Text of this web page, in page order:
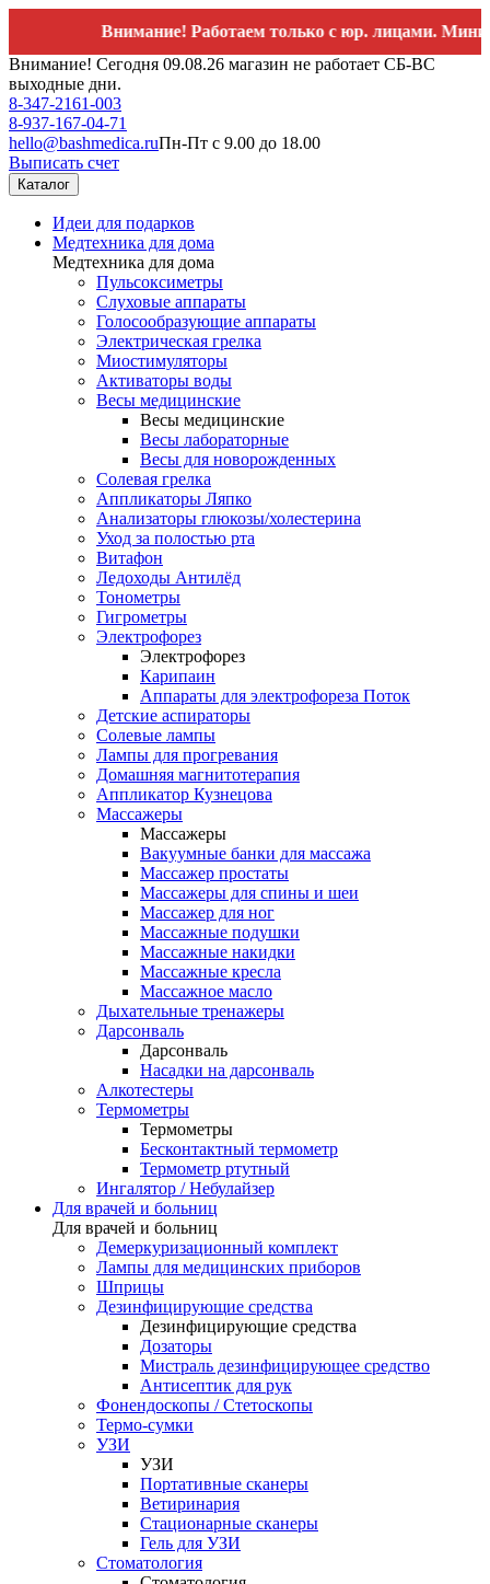
Внимание! Работаем только с юр. лицами.
Внимание! Сегодня 09.08.26 магазин не работает СБ-ВС
выходные дни.
8-347-2161-003
8-937-167-04-71
hello@bashmedica.ruПн-Пт с 9.00 до 18.00
Выписать счет
Каталог
Идеи для подарков
Медтехника для дома
Медтехника для дома
Пульсоксиметры
Слуховые аппараты
Голосообразующие аппараты
Электрическая грелка
Миостимуляторы
Активаторы воды
Весы медицинские
Весы медицинские
Весы лабораторные
Весы для новорожденных
Солевая грелка
Аппликаторы Ляпко
Анализаторы глюкозы/холестерина
Уход за полостью рта
Витафон
Ледоходы Антилёд
Тонометры
Гигрометры
Электрофорез
Электрофорез
Карипаин
Аппараты для электрофореза Поток
Детские аспираторы
Солевые лампы
Лампы для прогревания
Домашняя магнитотерапия
Аппликатор Кузнецова
Массажеры
Массажеры
Вакуумные банки для массажа
Массажер простаты
Массажеры для спины и шеи
Массажер для ног
Массажные подушки
Массажные накидки
Массажные кресла
Массажное масло
Дыхательные тренажеры
Дарсонваль
Дарсонваль
Насадки на дарсонваль
Алкотестеры
Термометры
Термометры
Бесконтактный термометр
Термометр ртутный
Ингалятор / Небулайзер
Для врачей и больниц
Для врачей и больниц
Демеркуризационный комплект
Лампы для медицинских приборов
Шприцы
Дезинфицирующие средства
Дезинфицирующие средства
Дозаторы
Мистраль дезинфицирующее средство
Антисептик для рук
Фонендоскопы / Стетоскопы
Термо-сумки
УЗИ
УЗИ
Портативные сканеры
Ветиринария
Стационарные сканеры
Гель для УЗИ
Стоматология